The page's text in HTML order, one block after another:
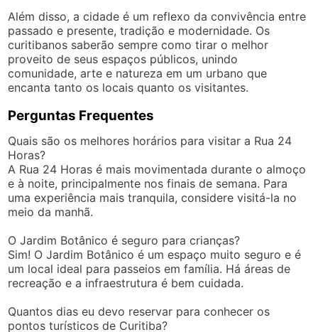
Além disso, a cidade é um reflexo da convivência entre
passado e presente, tradição e modernidade. Os
curitibanos saberão sempre como tirar o melhor
proveito de seus espaços públicos, unindo
comunidade, arte e natureza em um urbano que
encanta tanto os locais quanto os visitantes.
Perguntas Frequentes
Quais são os melhores horários para visitar a Rua 24
Horas?
A Rua 24 Horas é mais movimentada durante o almoço
e à noite, principalmente nos finais de semana. Para
uma experiência mais tranquila, considere visitá-la no
meio da manhã.
O Jardim Botânico é seguro para crianças?
Sim! O Jardim Botânico é um espaço muito seguro e é
um local ideal para passeios em família. Há áreas de
recreação e a infraestrutura é bem cuidada.
Quantos dias eu devo reservar para conhecer os
pontos turísticos de Curitiba?